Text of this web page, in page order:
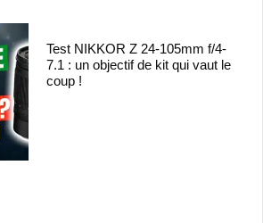
Test NIKKOR Z 24-105mm f/4-
7.1 : un objectif de kit qui vaut le
coup !